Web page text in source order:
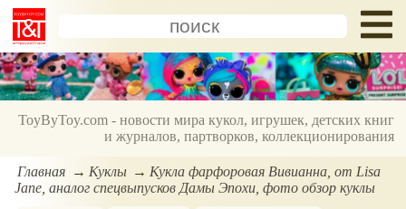
ToyByToy.com - новости мира кукол, игрушек, детских книг
и журналов, партворков, коллекционирования
Главная Куклы
Кукла фарфоровая Вивианна, от Lisa
Jane, аналог спецвыпусков Дамы Эпохи, фото обзор куклы